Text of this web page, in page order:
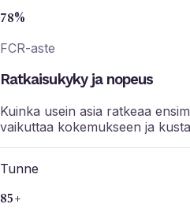
78%
FCR-aste
Ratkaisukyky ja nopeus
Kuinka usein asia ratkeaa
vaikuttaa kokemukseen ja
Tunne
85+